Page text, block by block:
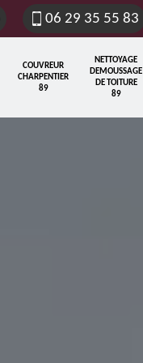
06 29 35 55 83
COUVREUR
CHARPENTIER
89
NETTOYAGE
DEMOUSSAGE
DE TOITURE
89